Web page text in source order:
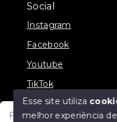
Fale com um de nossos
Social
Instagram
Facebook
Youtube
TikTok
Esse site utiliza
melhor experiência